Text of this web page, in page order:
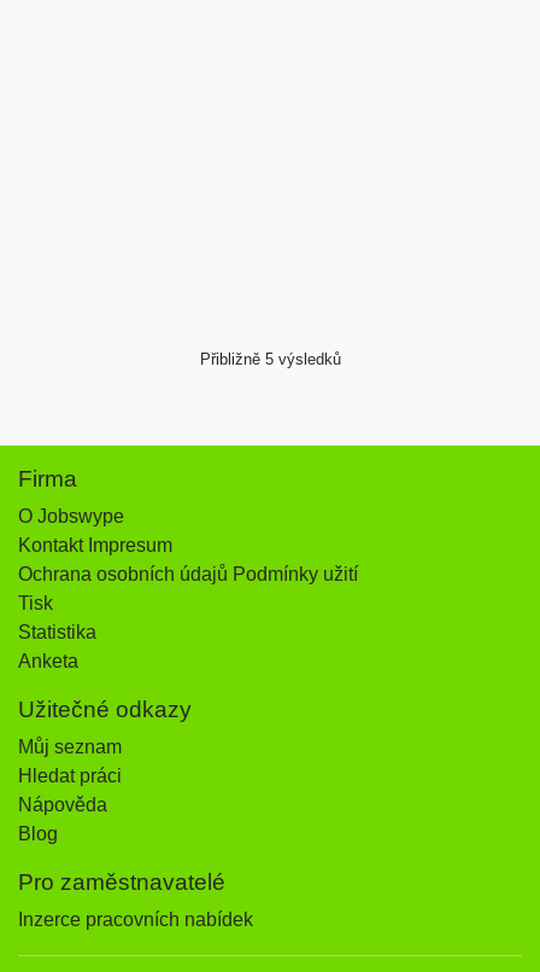
Přibližně 5 výsledků
Firma
O Jobswype
Kontakt Impresum
Ochrana osobních údajů Podmínky užití
Tisk
Statistika
Anketa
Užitečné odkazy
Můj seznam
Hledat práci
Nápověda
Blog
Pro zaměstnavatelé
Inzerce pracovních nabídek